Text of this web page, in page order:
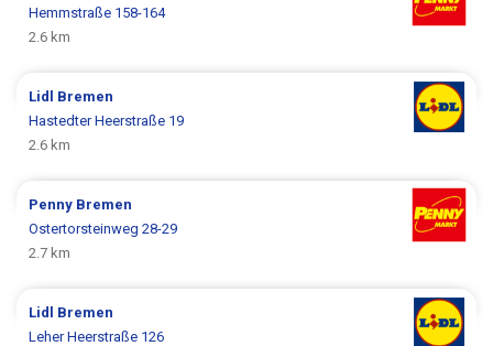
Hemmstraße 158-164
2.6 km
Lidl Bremen
Hastedter Heerstraße 19
2.6 km
Penny Bremen
Ostertorsteinweg 28-29
2.7 km
Lidl Bremen
Leher Heerstraße 126